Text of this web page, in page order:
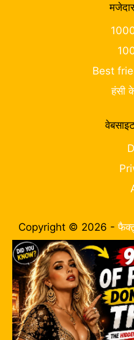
Best
हंसी
Copyright © 2026 -